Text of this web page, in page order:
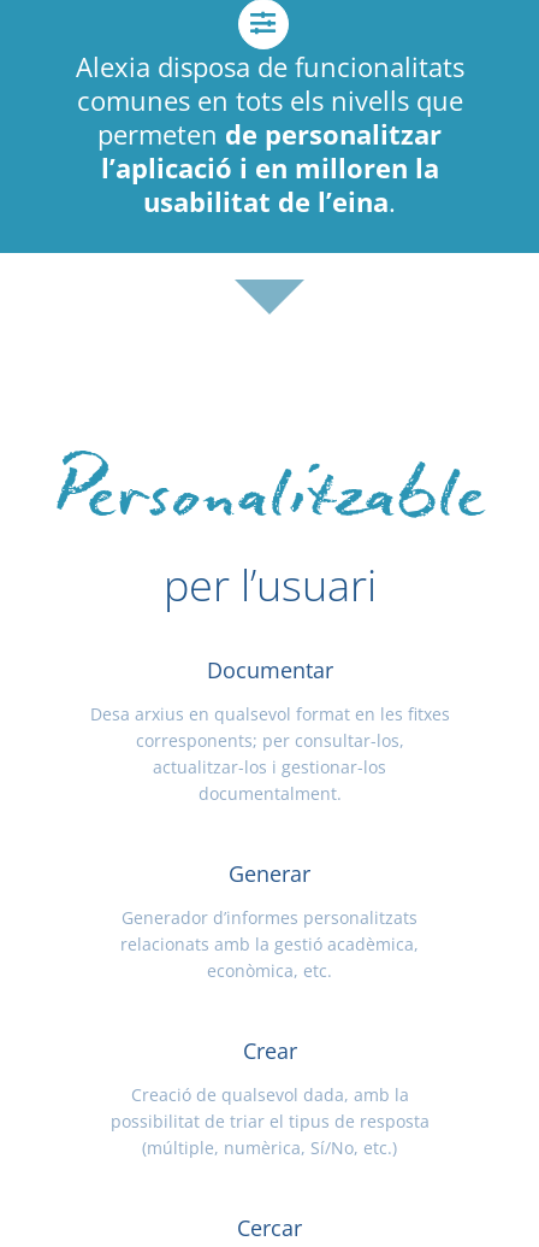
Alexia disposa de funcionalitats
comunes en tots els nivells que
permeten de personalitzar
l’aplicació i en milloren la
usabilitat de l’eina.
Personalitzable
per l’usuari
Documentar
Desa arxius en qualsevol format en les fitxes
corresponents; per consultar-los,
actualitzar-los i gestionar-los
documentalment.
Generar
Generador d’informes personalitzats
relacionats amb la gestió acadèmica,
econòmica, etc.
Crear
Creació de qualsevol dada, amb la
possibilitat de triar el tipus de resposta
(múltiple, numèrica, Sí/No, etc.)
Cercar